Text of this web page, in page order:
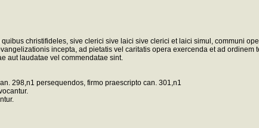
christifideles, sive clerici sive laici sive clerici et laici simul, communi
incepta, ad pietatis vel caritatis opera exercenda et ad ordinem
aut laudatae vel commendatae sint.
298,n1 persequendos, firmo praescripto can. 301,n1